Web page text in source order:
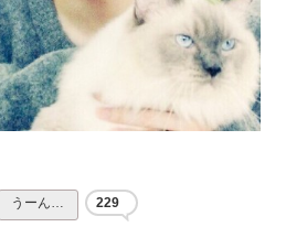
うーん… 229